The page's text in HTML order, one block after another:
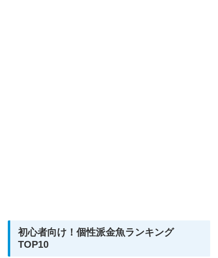
初心者向け！個性派金魚ランキング
TOP10